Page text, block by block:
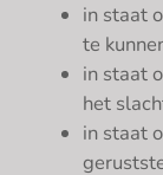
in staat
te
in staat
het
in staat